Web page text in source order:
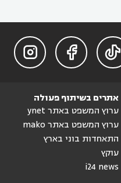



אתרים בשיתוף פעולה
ערוץ המשפט באתר ynet
ערוץ המשפט באתר mako
התאחדות בוני בארץ
עוקץ
i24 news